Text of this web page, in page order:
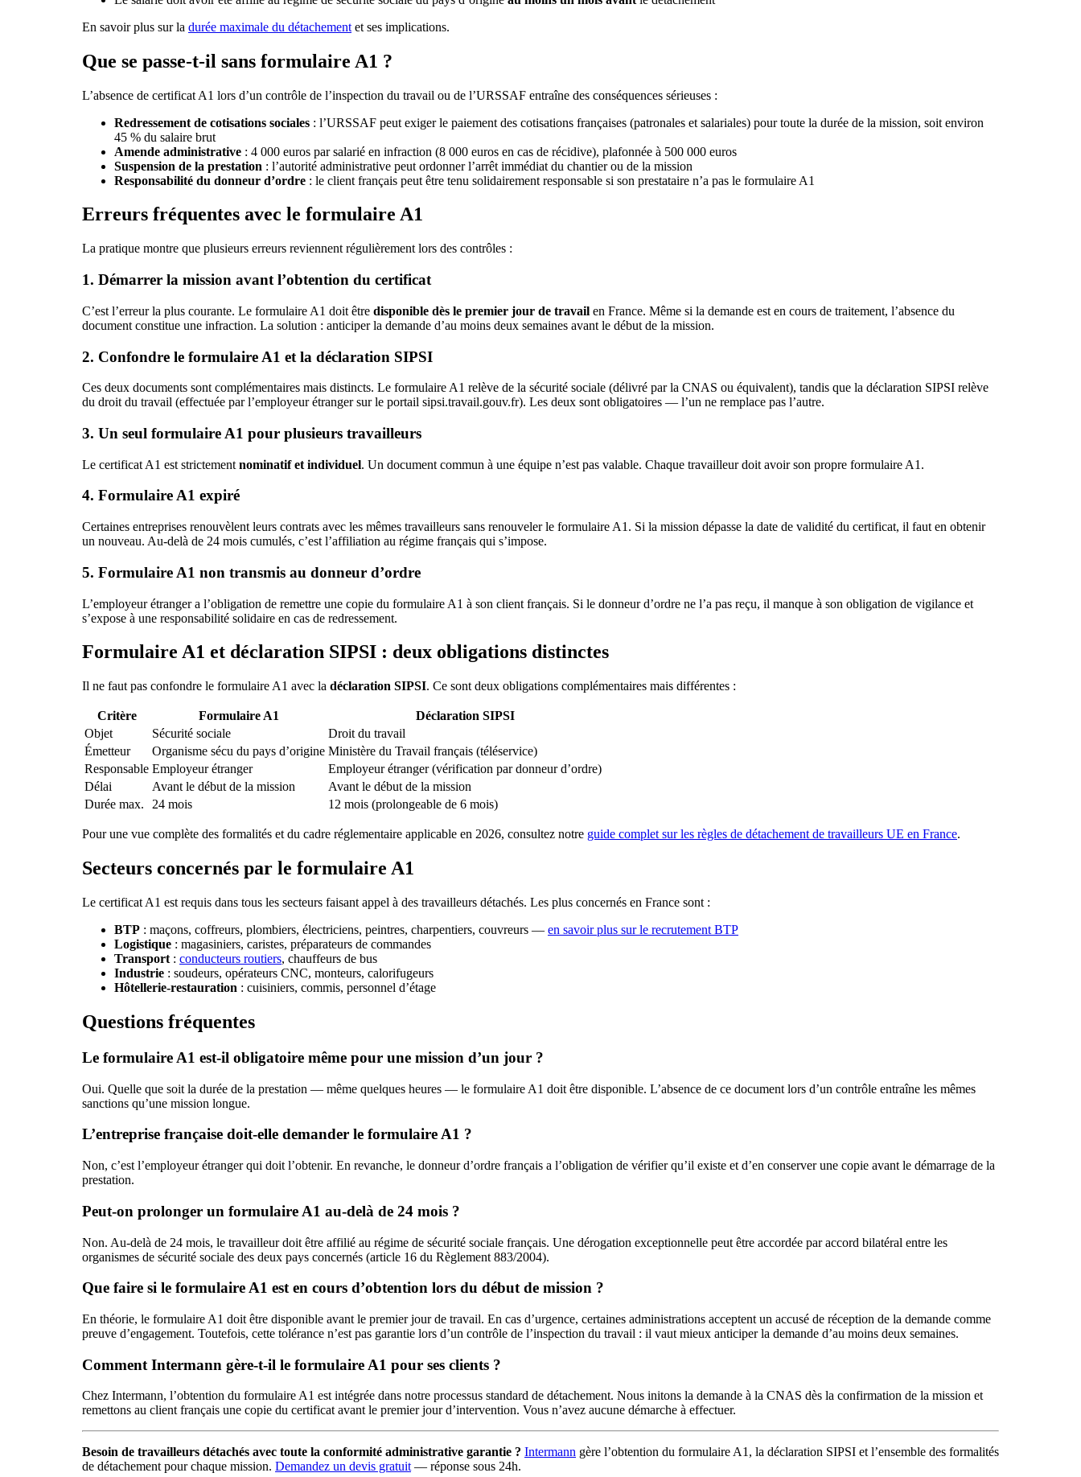
En savoir plus sur la durée maximale du détachement et ses implications.
Que se passe-t-il sans formulaire A1 ?
L’absence de certificat A1 lors d’un contrôle de l’inspection du travail ou de l’URSSAF entraîne des conséquences sérieuses :
Redressement de cotisations sociales : l’URSSAF peut exiger le paiement des cotisations françaises (patronales et salariales) pour toute la durée de la mission, soit environ
45 % du salaire brut
Amende administrative : 4 000 euros par salarié en infraction (8 000 euros en cas de récidive), plafonnée à 500 000 euros
Suspension de la prestation : l’autorité administrative peut ordonner l’arrêt immédiat du chantier ou de la mission
Responsabilité du donneur d’ordre : le client français peut être tenu solidairement responsable si son prestataire n’a pas le formulaire A1
Erreurs fréquentes avec le formulaire A1
La pratique montre que plusieurs erreurs reviennent régulièrement lors des contrôles :
1. Démarrer la mission avant l’obtention du certificat
C’est l’erreur la plus courante. Le formulaire A1 doit être disponible dès le premier jour de travail en France. Même si la demande est en cours de traitement, l’absence du
document constitue une infraction. La solution : anticiper la demande d’au moins deux semaines avant le début de la mission.
2. Confondre le formulaire A1 et la déclaration SIPSI
Ces deux documents sont complémentaires mais distincts. Le formulaire A1 relève de la sécurité sociale (délivré par la CNAS ou équivalent), tandis que la déclaration SIPSI relève
du droit du travail (effectuée par l’employeur étranger sur le portail sipsi.travail.gouv.fr). Les deux sont obligatoires — l’un ne remplace pas l’autre.
3. Un seul formulaire A1 pour plusieurs travailleurs
Le certificat A1 est strictement nominatif et individuel. Un document commun à une équipe n’est pas valable. Chaque travailleur doit avoir son propre formulaire A1.
4. Formulaire A1 expiré
Certaines entreprises renouvèlent leurs contrats avec les mêmes travailleurs sans renouveler le formulaire A1. Si la mission dépasse la date de validité du certificat, il faut en obtenir
un nouveau. Au-delà de 24 mois cumulés, c’est l’affiliation au régime français qui s’impose.
5. Formulaire A1 non transmis au donneur d’ordre
L’employeur étranger a l’obligation de remettre une copie du formulaire A1 à son client français. Si le donneur d’ordre ne l’a pas reçu, il manque à son obligation de vigilance et
s’expose à une responsabilité solidaire en cas de redressement.
Formulaire A1 et déclaration SIPSI : deux obligations distinctes
Il ne faut pas confondre le formulaire A1 avec la déclaration SIPSI. Ce sont deux obligations complémentaires mais différentes :
Critère Formulaire A1
Déclaration SIPSI
Objet
Sécurité sociale
Droit du travail
Émetteur
Organisme sécu du pays d’origine Ministère du Travail français (téléservice)
Responsable Employeur étranger
Employeur étranger (vérification par donneur d’ordre)
Délai
Avant le début de la mission
Avant le début de la mission
Durée max.
24 mois 12 mois (prolongeable de 6 mois)
Pour une vue complète des formalités et du cadre réglementaire applicable en 2026, consultez notre guide complet sur les règles de détachement de travailleurs UE en France.
Secteurs concernés par le formulaire A1
Le certificat A1 est requis dans tous les secteurs faisant appel à des travailleurs détachés. Les plus concernés en France sont :
BTP : maçons, coffreurs, plombiers, électriciens, peintres, charpentiers, couvreurs — en savoir plus sur le recrutement BTP
Logistique : magasiniers, caristes, préparateurs de commandes
Transport : conducteurs routiers, chauffeurs de bus
Industrie : soudeurs, opérateurs CNC, monteurs, calorifugeurs
Hôtellerie-restauration : cuisiniers, commis, personnel d’étage
Questions fréquentes
Le formulaire A1 est-il obligatoire même pour une mission d’un jour ?
Oui. Quelle que soit la durée de la prestation — même quelques heures — le formulaire A1 doit être disponible. L’absence de ce document lors d’un contrôle entraîne les mêmes
sanctions qu’une mission longue.
L’entreprise française doit-elle demander le formulaire A1 ?
Non, c’est l’employeur étranger qui doit l’obtenir. En revanche, le donneur d’ordre français a l’obligation de vérifier qu’il existe et d’en conserver une copie avant le démarrage de la
prestation.
Peut-on prolonger un formulaire A1 au-delà de 24 mois ?
Non. Au-delà de 24 mois, le travailleur doit être affilié au régime de sécurité sociale français. Une dérogation exceptionnelle peut être accordée par accord bilatéral entre les
organismes de sécurité sociale des deux pays concernés (article 16 du Règlement 883/2004).
Que faire si le formulaire A1 est en cours d’obtention lors du début de mission ?
En théorie, le formulaire A1 doit être disponible avant le premier jour de travail. En cas d’urgence, certaines administrations acceptent un accusé de réception de la demande comme
preuve d’engagement. Toutefois, cette tolérance n’est pas garantie lors d’un contrôle de l’inspection du travail : il vaut mieux anticiper la demande d’au moins deux semaines.
Comment Intermann gère-t-il le formulaire A1 pour ses clients ?
Chez Intermann, l’obtention du formulaire A1 est intégrée dans notre processus standard de détachement. Nous initons la demande à la CNAS dès la confirmation de la mission et
remettons au client français une copie du certificat avant le premier jour d’intervention. Vous n’avez aucune démarche à effectuer.
Besoin de travailleurs détachés avec toute la conformité administrative garantie ? Intermann gère l’obtention du formulaire A1, la déclaration SIPSI et l’ensemble des formalités
de détachement pour chaque mission. Demandez un devis gratuit— réponse sous 24h.